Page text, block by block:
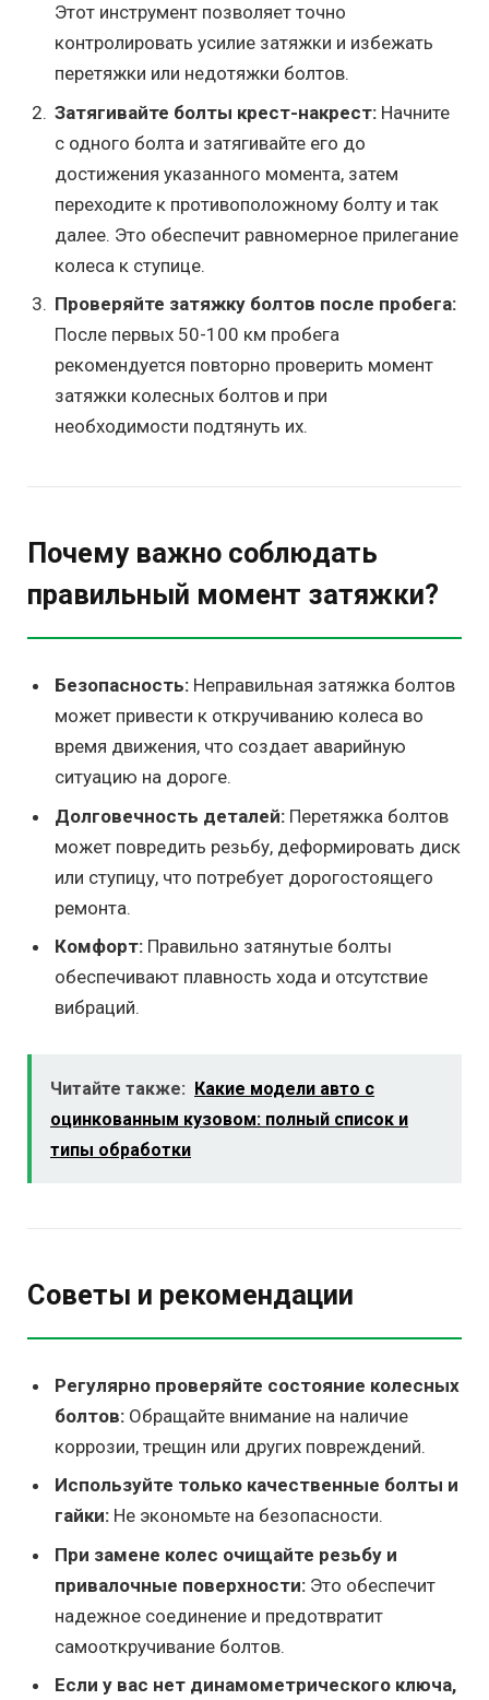
Этот инструмент позволяет точно
контролировать усилие затяжки и избежать
перетяжки или недотяжки болтов.
Затягивайте болты крест-накрест: Начните
с одного болта и затягивайте его до
достижения указанного момента, затем
переходите к противоположному болту и так
далее. Это обеспечит равномерное прилегание
колеса к ступице.
Проверяйте затяжку болтов после пробега:
После первых 50-100 км пробега
рекомендуется повторно проверить момент
затяжки колесных болтов и при
необходимости подтянуть их.
Почему важно соблюдать
правильный момент затяжки?
Безопасность: Неправильная затяжка болтов
может привести к откручиванию колеса во
время движения, что создает аварийную
ситуацию на дороге.
Долговечность деталей: Перетяжка болтов
может повредить резьбу, деформировать диск
или ступицу, что потребует дорогостоящего
ремонта.
Комфорт: Правильно затянутые болты
обеспечивают плавность хода и отсутствие
вибраций.
Читайте также: Какие модели авто с
оцинкованным кузовом: полный список и
типы обработки
Советы и рекомендации
Регулярно проверяйте состояние колесных
болтов: Обращайте внимание на наличие
коррозии, трещин или других повреждений.
Используйте только качественные болты и
гайки: Не экономьте на безопасности.
При замене колес очищайте резьбу и
привалочные поверхности: Это обеспечит
надежное соединение и предотвратит
самооткручивание болтов.
Если у вас нет динамометрического ключа,